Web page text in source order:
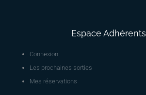
Espace Adhérents
Connexion
Les prochaines sorties
Mes réservations